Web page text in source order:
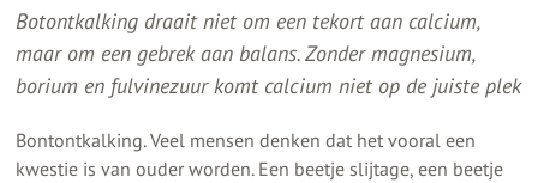
Botontkalking draait niet om een tekort aan calcium,
maar om een gebrek aan balans. Zonder magnesium,
borium en fulvinezuur komt calcium niet op de juiste plek
Bontontkalking. Veel mensen denken dat het vooral een
kwestie is van ouder worden. Een beetje slijtage, een beetje